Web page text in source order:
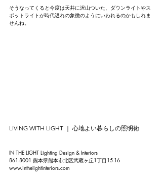
そうなってくると今度は天井に沢山ついた、ダウンライトやス
ポットライトが時代遅れの象徴のようにいわれるのかもしれま
せんね。
LIVING WITH LIGHT ｜ 心地よい暮らしの照明術
IN THE LIGHT Lighting Design & Interiors
861-8001 熊本県熊本市北区武蔵ヶ丘1丁目15-16
www.inthelightinteriors.com